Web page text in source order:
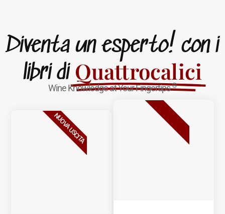
Diventa un esperto! con i
libri di Quattrocalici
Wine Knowledge at Your Fingertips®
NUOVA USCITA BESTSELLER